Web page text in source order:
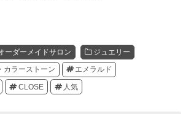
ーダーメイドサロン ジュエリー
カラーストーン エメラルド
CLOSE 人気